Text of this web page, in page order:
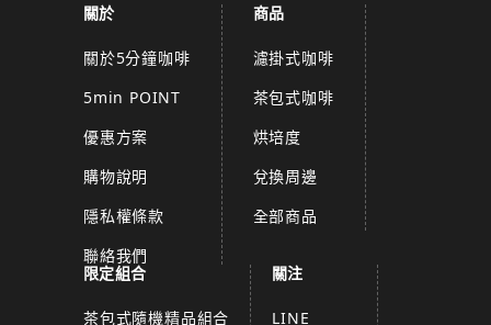
關於
關於5分鐘咖啡
5min POINT
優惠方案
購物說明
隱私權條款
聯絡我們
商品
濾掛式咖啡
茶包式咖啡
烘培度
兌換周邊
全部商品
限定組合
茶包式隨機精品組合
關注
LINE